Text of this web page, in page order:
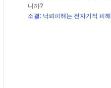
니까?
소결: 낙뢰피해는 전자기적 피